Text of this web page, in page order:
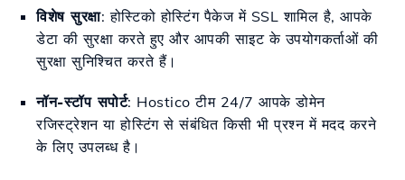
विशेष सुरक्षा: होस्टिको होस्टिंग पैकेज में SSL शामिल है, आपके
डेटा की सुरक्षा करते हुए और आपकी साइट के उपयोगकर्ताओं की
सुरक्षा सुनिश्चित करते हैं।
नॉन-स्टॉप सपोर्ट: Hostico टीम 24/7 आपके डोमेन
रजिस्ट्रेशन या होस्टिंग से संबंधित किसी भी प्रश्न में मदद करने
के लिए उपलब्ध है।